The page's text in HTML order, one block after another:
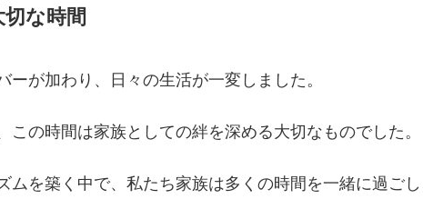
な時間
ーが加わり、日々の生活が一変しました。
この時間は家族としての絆を深める大切なものでした。
ムを築く中で、私たち家族は多くの時間を一緒に過ごし